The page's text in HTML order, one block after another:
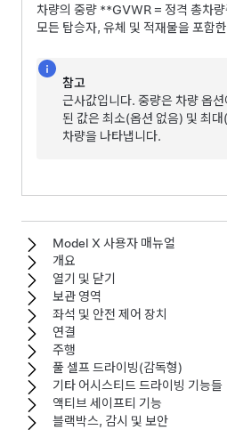
차량의 중량 **GVWR = 정격 총차
모든 탑승자, 유체 및 적재물을 포함
참고
근사값입니다. 중량은 차량 옵
된 값은 최소(옵션 없음) 및 최
차량을 나타냅니다.
Model X 사용자 매뉴얼
개요
열기 및 닫기
보관 영역
좌석 및 안전 제어 장치
연결
주행
풀 셀프 드라이빙(감독형)
기타 어시스티드 드라이빙 기능들
액티브 세이프티 기능
블랙박스, 감시 및 보안